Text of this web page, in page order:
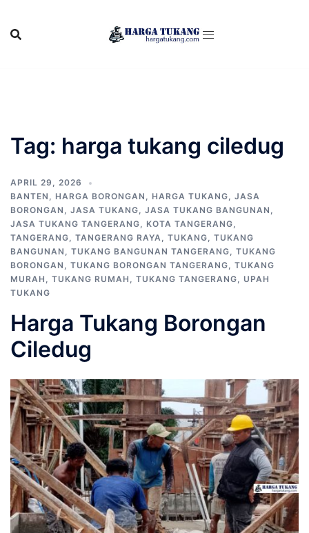
content
Tag: harga tukang ciledug
APRIL 29, 2026
BANTEN , HARGA BORONGAN , HARGA TUKANG, JASA
BORONGAN , JASA TUKANG, JASA TUKANG BANGUNAN ,
JASA TUKANG TANGERANG, KOTA TANGERANG,
TANGERANG, TANGERANG RAYA, TUKANG, TUKANG
BANGUNAN , TUKANG BANGUNAN TANGERANG, TUKANG
BORONGAN , TUKANG BORONGAN TANGERANG, TUKANG
MURAH , TUKANG RUMAH , TUKANG TANGERANG, UPAH
TUKANG
Harga Tukang Borongan
Ciledug